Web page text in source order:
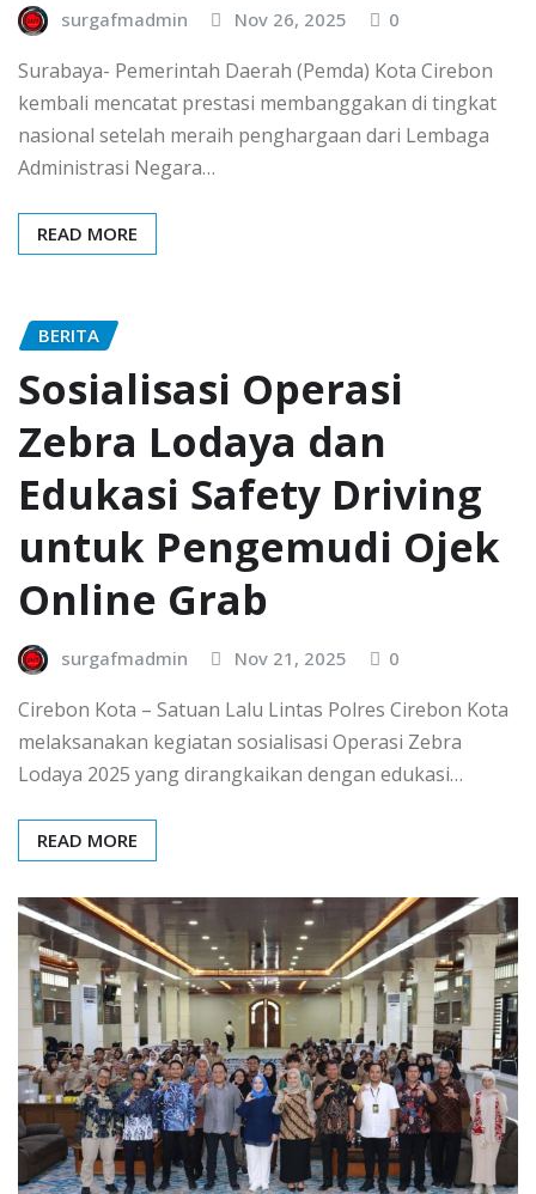
surgafmadmin Nov 26, 2025 0
Surabaya- Pemerintah Daerah (Pemda) Kota Cirebon
kembali mencatat prestasi membanggakan di tingkat
nasional setelah meraih penghargaan dari Lembaga
Administrasi Negara…
READ MORE
BERITA
Sosialisasi Operasi
Zebra Lodaya dan
Edukasi Safety Driving
untuk Pengemudi Ojek
Online Grab
surgafmadmin Nov 21, 2025 0
Cirebon Kota – Satuan Lalu Lintas Polres Cirebon Kota
melaksanakan kegiatan sosialisasi Operasi Zebra
Lodaya 2025 yang dirangkaikan dengan edukasi…
READ MORE